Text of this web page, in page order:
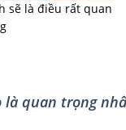
sẽ là điều rất quan
là quan trọng